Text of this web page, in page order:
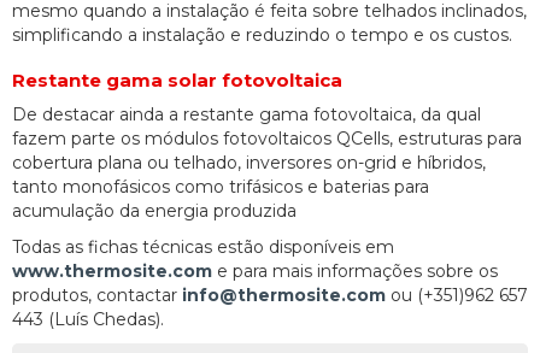
mesmo quando a instalação é feita sobre telhados inclinados,
simplificando a instalação e reduzindo o tempo e os custos.
Restante gama solar fotovoltaica
De destacar ainda a restante gama fotovoltaica, da qual
fazem parte os módulos fotovoltaicos QCells, estruturas para
cobertura plana ou telhado, inversores on-grid e híbridos,
tanto monofásicos como trifásicos e baterias para
acumulação da energia produzida
Todas as fichas técnicas estão disponíveis em
www.thermosite.com e para mais informações sobre os
produtos, contactar info@thermosite.com ou (+351)962 657
443 (Luís Chedas).